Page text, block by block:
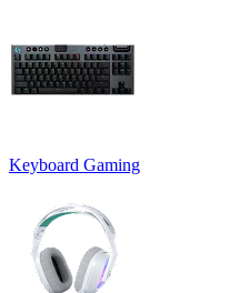
Keyboard Gaming